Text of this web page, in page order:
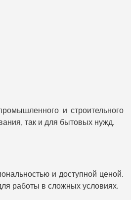
и строительного
так и для бытовых нужд.
и доступной ценой.
работы в сложных условиях.